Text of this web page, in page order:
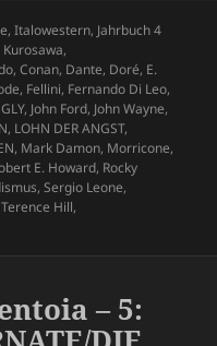
,Italowestern, Jahrbuch 4
,
,Conan, Dante, Doré, E.
, Fellini, Fernando Di Leo,
, John Ford, John Wayne,
, LOHN DER ANGST,
, Mark Damon, Morricone,
E. Howard, Rocky
,Sergio Leone,
Terence Hill,
– 5: